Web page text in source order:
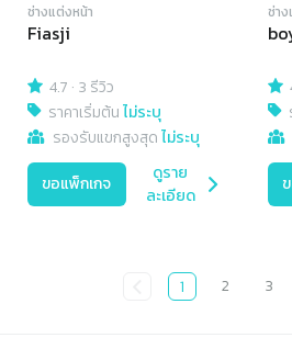
ช่างแต่งหน้า
Fiasji
4.7 · 3 รีวิว
ราคาเริ่มต้นไม่ระบุ
รองรับแขกสูงสุดไม่ระบุ
ขอแพ็กเกจ
ดูราย
ละเอียด
ช่า
1 2 3